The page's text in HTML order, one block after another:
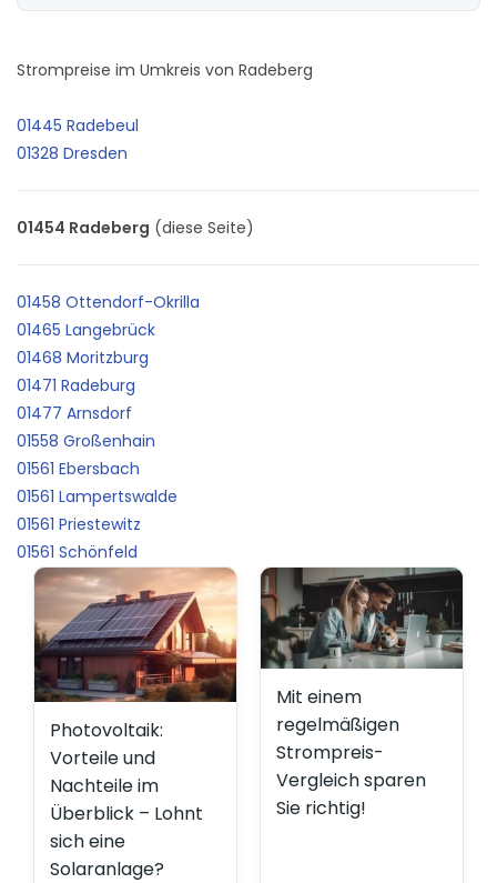
Strompreise im Umkreis von Radeberg
01445 Radebeul
01328 Dresden
01454 Radeberg (diese Seite)
01458 Ottendorf-Okrilla
01465 Langebrück
01468 Moritzburg
01471 Radeburg
01477 Arnsdorf
01558 Großenhain
01561 Ebersbach
01561 Lampertswalde
01561 Priestewitz
01561 Schönfeld
Photovoltaik:
Vorteile und
Nachteile im
Überblick – Lohnt
sich eine
Solaranlage?
Mit einem
regelmäßigen
Strompreis-
Vergleich sparen
Sie richtig!